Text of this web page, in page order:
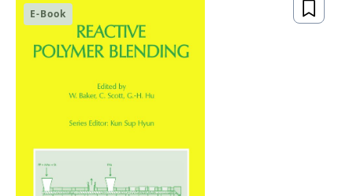
E-Book